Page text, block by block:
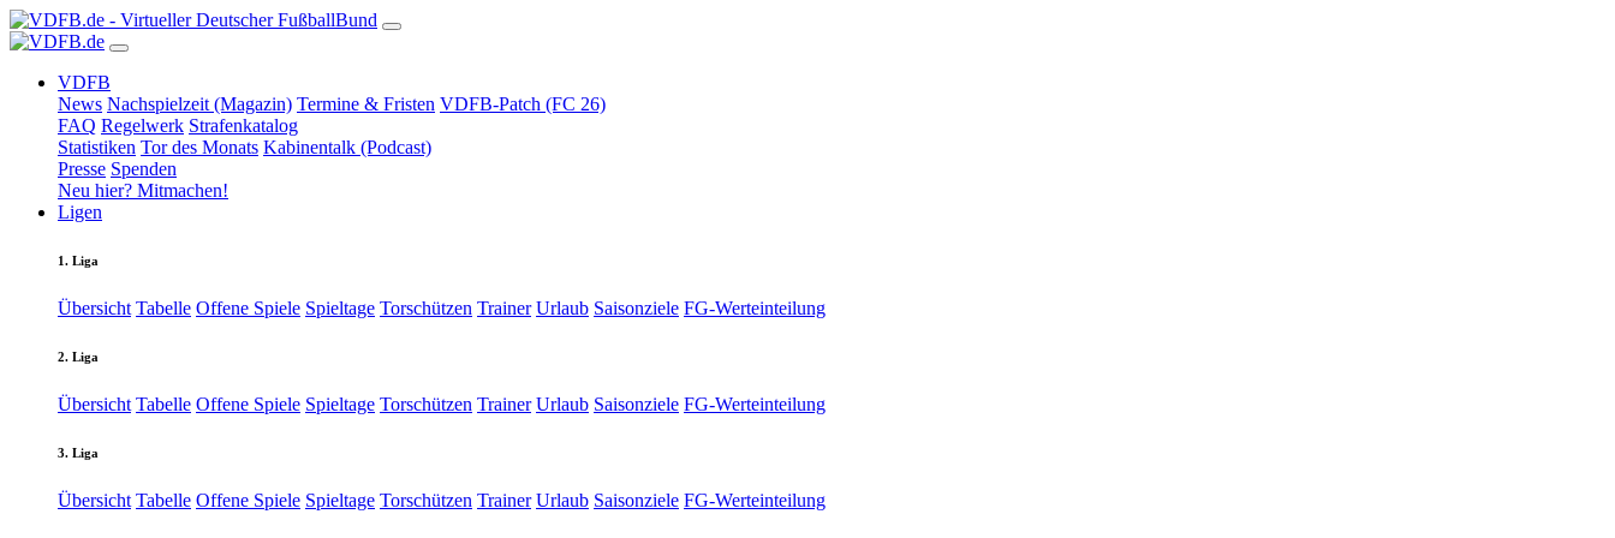
VDFB
News Nachspielzeit (Magazin) Termine & Fristen VDFB-Patch (FC 26)
FAQ Regelwerk Strafenkatalog
Statistiken Tor des Monats Kabinentalk (Podcast)
Presse Spenden
Neu hier? Mitmachen!
Ligen
1. Liga
Übersicht Tabelle Offene Spiele Spieltage Torschützen Trainer Urlaub Saisonziele FG-Werteinteilung
2. Liga
Übersicht Tabelle Offene Spiele Spieltage Torschützen Trainer Urlaub Saisonziele FG-Werteinteilung
3. Liga
Übersicht Tabelle Offene Spiele Spieltage Torschützen Trainer Urlaub Saisonziele FG-Werteinteilung